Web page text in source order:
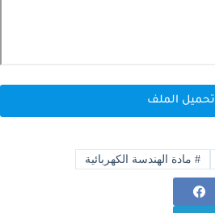
تحميل الملف
#مادة الهندسة الكهربائية